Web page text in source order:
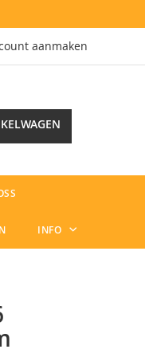
aanmaken
INFO